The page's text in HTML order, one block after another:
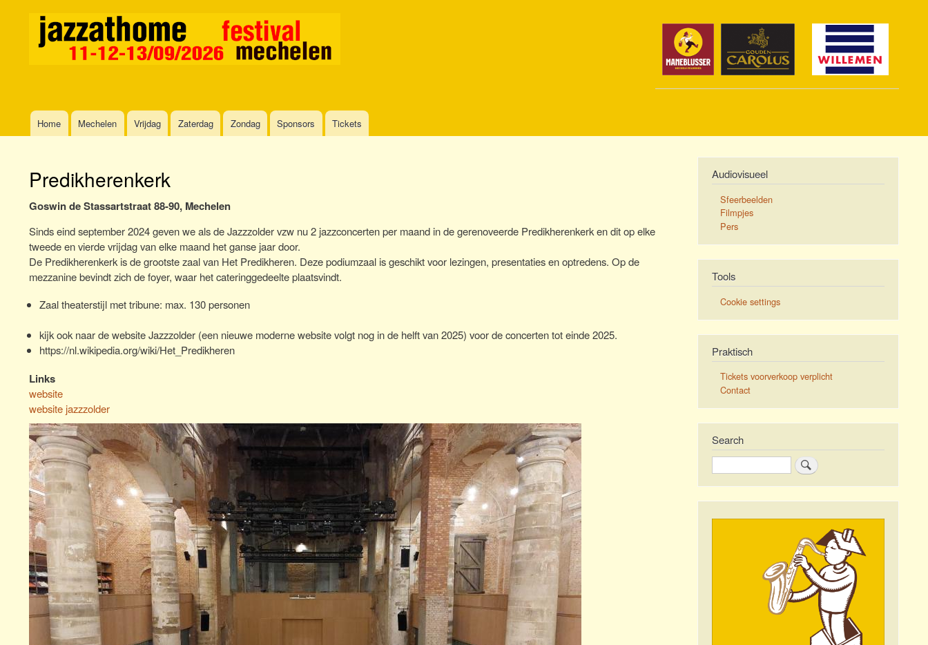
MainHome Mechelen Vrijdag Zaterdag Zondag Sponsors Tickets
Predikherenkerk
Goswin de Stassartstraat 88-90, Mechelen
Sinds eind september 2024 geven we als de Jazzzolder vzw nu 2 jazzconcerten per maand in de gerenoveerde Predikherenkerk en dit op elke
tweede en vierde vrijdag van elke maand het ganse jaar door.
De Predikherenkerk is de grootste zaal van Het Predikheren. Deze podiumzaal is geschikt voor lezingen, presentaties en optredens. Op de
mezzanine bevindt zich de foyer, waar het cateringgedeelte plaatsvindt.
Zaal theaterstijl met tribune: max. 130 personen
kijk ook naar de website Jazzzolder (een nieuwe moderne website volgt nog in de helft van 2025) voor de concerten tot einde 2025.
https://nl.wikipedia.org/wiki/Het_Predikheren
Links
website
website jazzzolder
Audiovisueel
Sfeerbeelden
Filmpjes
Pers
Tools
Cookie settings
Praktisch
Tickets voorverkoop verplicht
Contact
Search
Search